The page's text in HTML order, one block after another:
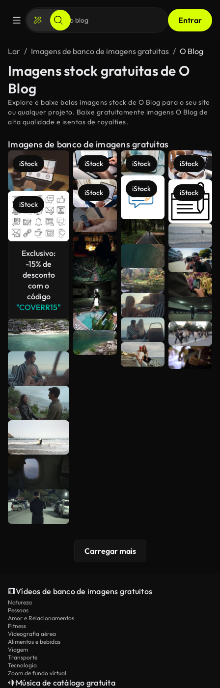
Entrar
Lar Imagens de banco de imagens gratuitas O Blog
Imagens stock gratuitas de O
Blog
Explore e baixe belas imagens stock de O Blog para o seu site
ou qualquer projeto. Baixe gratuitamente imagens O Blog de
alta qualidade e isentas de royalties.
Imagens de banco de imagens gratuitas
iStock
iStock
Exclusivo:
-15% de
desconto
com o
código
"COVERR15"
iStock
iStock
iStock
iStock
iStock
iStock
Veja mais
Carregar mais
Vídeos de banco de imagens gratuitos
Natureza
Pessoas
Amor e Relacionamentos
Fitness
Videografia aérea
Alimentos e bebidas
Viagem
Transporte
Tecnologia
Zoom de fundo virtual
Música de catálogo gratuita